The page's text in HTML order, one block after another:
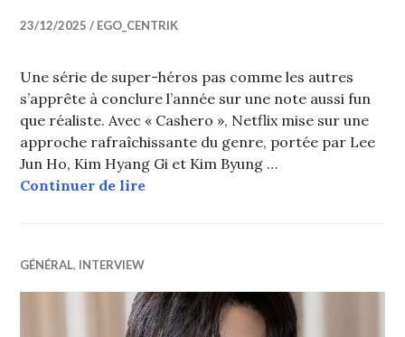
23/12/2025 EGO_CENTRIK
Une série de super-héros pas comme les autres
s’apprête à conclure l’année sur une note aussi fun
que réaliste. Avec « Cashero », Netflix mise sur une
approche rafraîchissante du genre, portée par Lee
Jun Ho, Kim Hyang Gi et Kim Byung …
Continuer de lire« Cashero » : Lee Jun Ho incarne
GÉNÉRAL, INTERVIEW